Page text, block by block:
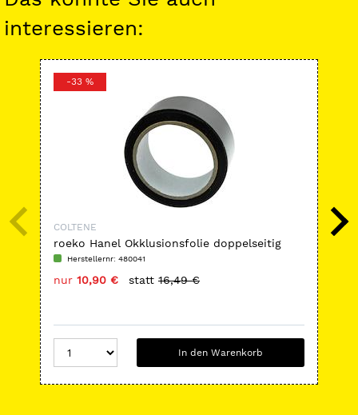
interessieren:
-33 %
COLTENE
roeko Hanel Okklusionsfolie doppelseitig
(ohne Spender)
Herstellernr: 480041
nur 10,90 € statt 16,49 €
In den Warenkorb